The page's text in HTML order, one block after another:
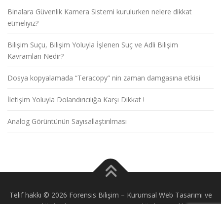
Binalara Güvenlik Kamera Sistemi kurulurken nelere dikkat
etmeliyiz?
Bilişim Suçu, Bilişim Yoluyla İşlenen Suç ve Adli Bilişim
Kavramları Nedir?
Dosya kopyalamada “Teracopy” nin zaman damgasına etkisi
İletişim Yoluyla Dolandırıcılığa Karşı Dikkat !
Analog Görüntünün Sayısallaştırılması
Telif hakkı © 2026 Forensis Bilişim – Kurumsal Web Tasarımı ve